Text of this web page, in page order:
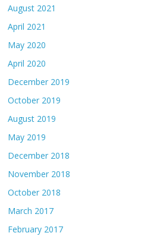
August 2021
April 2021
May 2020
April 2020
December 2019
October 2019
August 2019
May 2019
December 2018
November 2018
October 2018
March 2017
February 2017